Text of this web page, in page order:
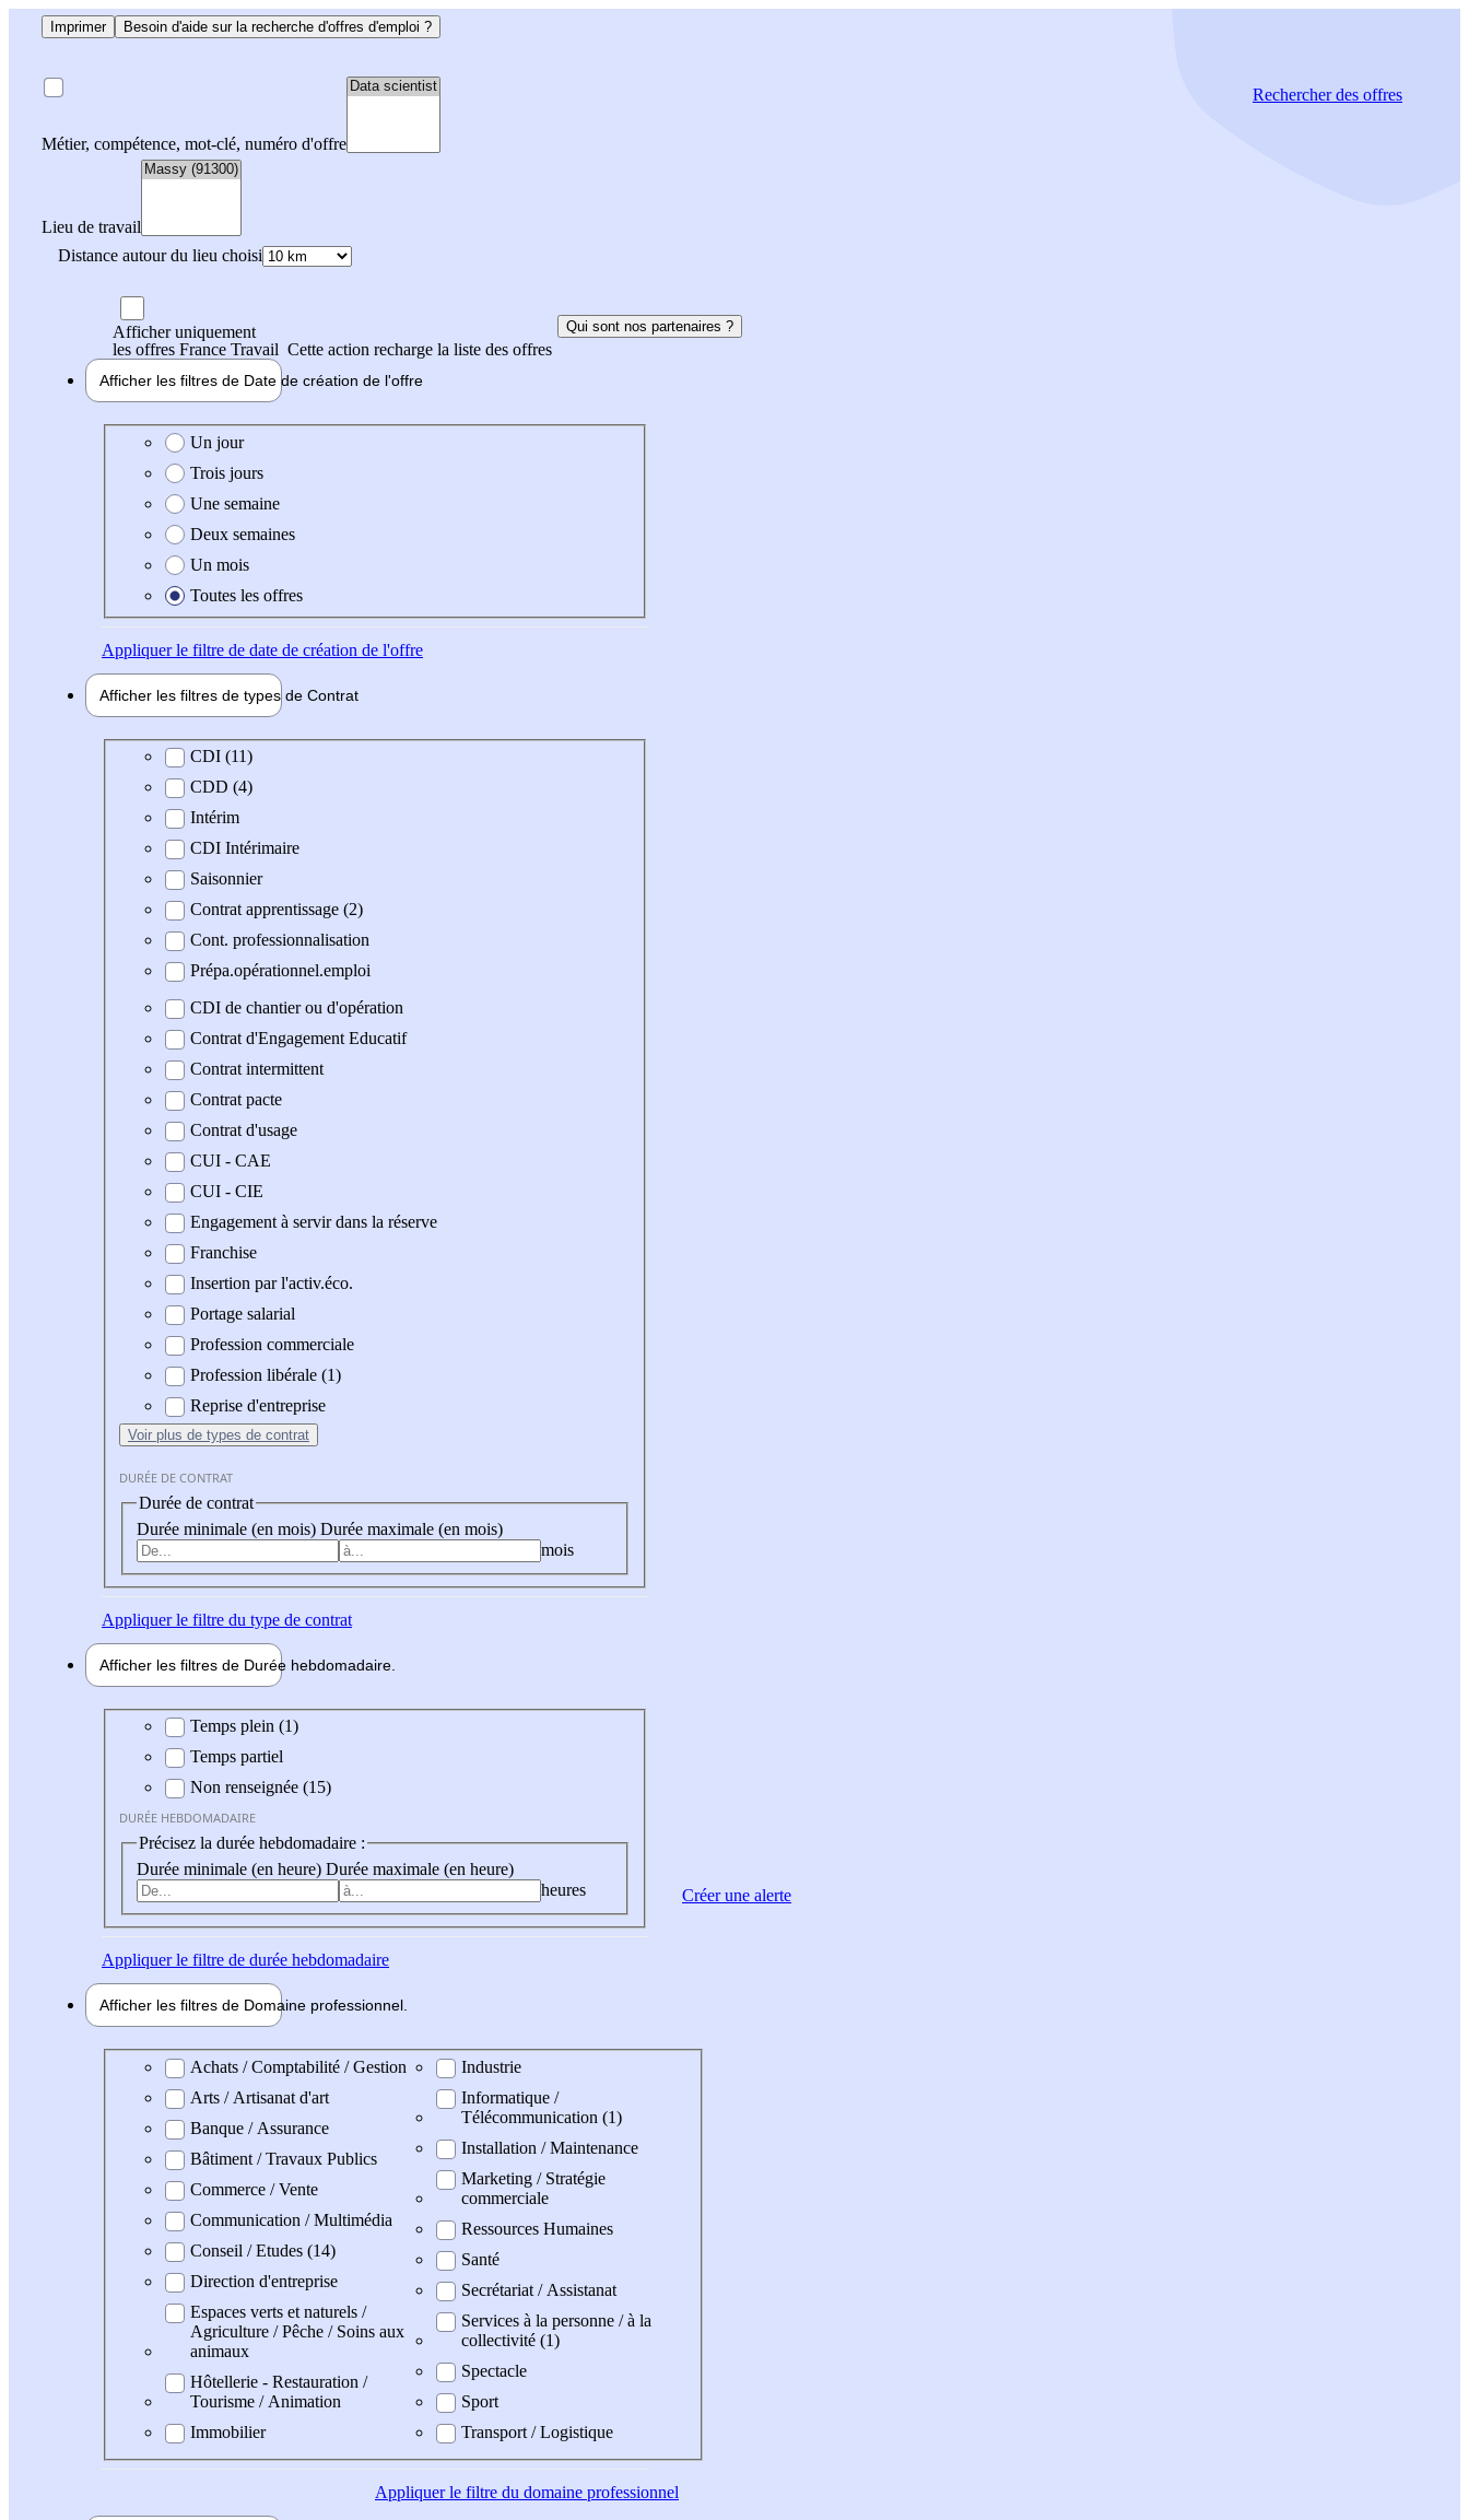
Imprimer Besoin d'aide sur la recherche d'offres d'emploi ?
Métier, compétence, mot-clé, numéro d'offre
Lieu de travail
Distance autour du lieu choisi
Rechercherdes offres
Afficher uniquement
les offres France Travail Cette action recharge la liste des offres
Qui sont nos partenaires ?
Afficher les filtres de Date de création de l'offre
Date de création de l'offre
Un jour
Trois jours
Une semaine
Deux semaines
Un mois
Toutes les offres
Appliquerle filtre de date de création de l'offre
Afficher les filtres de types de Contrat
Type de contratCDI (11)
CDD (4)
Intérim
CDI Intérimaire
Saisonnier
Contrat apprentissage (2)
Cont. professionnalisation
Prépa.opérationnel.emploi
CDI de chantier ou d'opération
Contrat d'Engagement Educatif
Contrat intermittent
Contrat pacte
Contrat d'usage
CUI - CAE
CUI - CIE
Engagement à servir dans la réserve
Franchise
Insertion par l'activ.éco.
Portage salarial
Profession commerciale
Profession libérale (1)
Reprise d'entreprise
Voir plus de types de contrat
DURÉE DE CONTRAT
Durée de contrat
Durée minimale (en mois) Durée maximale (en mois)
mois
Appliquerle filtre du type de contrat
Afficher les filtres de Durée hebdomadaire
Durée hebdomadaire
Temps plein (1)
Temps partiel
Non renseignée (15)
DURÉE HEBDOMADAIRE
Précisez la durée hebdomadaire :
Durée minimale (en heure) Durée maximale (en heure)
heures
Appliquerle filtre de durée hebdomadaire
Afficher les filtres de Domaine professionnel
Domaine professionel
Achats / Comptabilité / Gestion
Arts / Artisanat d'art
Banque / Assurance
Bâtiment / Travaux Publics
Commerce / Vente
Communication / Multimédia
Conseil / Etudes (14)
Direction d'entreprise
Espaces verts et naturels /
Agriculture / Pêche / Soins aux
animaux
Hôtellerie - Restauration /
Tourisme / Animation
Immobilier
Industrie
Informatique /
Télécommunication (1)
Installation / Maintenance
Marketing / Stratégie
commerciale
Ressources Humaines
Santé
Secrétariat / Assistanat
Services à la personne / à la
collectivité (1)
Spectacle
Sport
Transport / Logistique
Appliquerle filtre du domaine professionnel
Créer une alerte